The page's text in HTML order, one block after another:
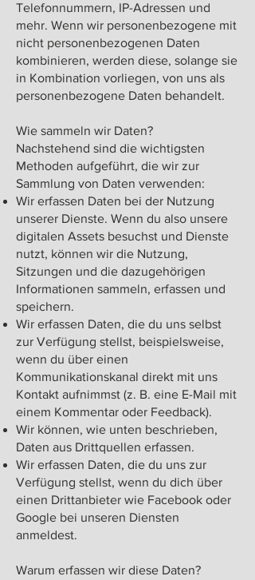
Telefonnummern, IP-Adressen und
mehr. Wenn wir personenbezogene mit
nicht personenbezogenen Daten
kombinieren, werden diese, solange sie
in Kombination vorliegen, von uns als
personenbezogene Daten behandelt.
Wie sammeln wir Daten?
Nachstehend sind die wichtigsten
Methoden aufgeführt, die wir zur
Sammlung von Daten verwenden:
Wir erfassen Daten bei der Nutzung
unserer Dienste. Wenn du also unsere
digitalen Assets besuchst und Dienste
nutzt, können wir die Nutzung,
Sitzungen und die dazugehörigen
Informationen sammeln, erfassen und
speichern.
Wir erfassen Daten, die du uns selbst
zur Verfügung stellst, beispielsweise,
wenn du über einen
Kommunikationskanal direkt mit uns
Kontakt aufnimmst (z. B. eine E-Mail mit
einem Kommentar oder Feedback).
Wir können, wie unten beschrieben,
Daten aus Drittquellen erfassen.
Wir erfassen Daten, die du uns zur
Verfügung stellst, wenn du dich über
einen Drittanbieter wie Facebook oder
Google bei unseren Diensten
anmeldest.
Warum erfassen wir diese Daten?